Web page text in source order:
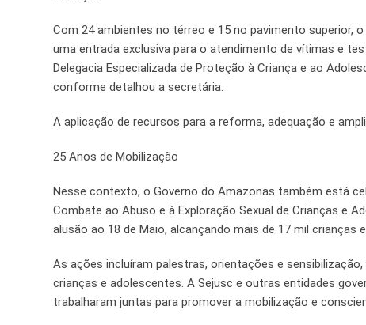
Com 24 ambientes no térreo e 15 no pavimento superior,
uma entrada exclusiva para o atendimento de vítimas e
Delegacia Especializada de Proteção à Criança e ao
conforme detalhou a secretária.
A aplicação de recursos para a reforma, adequação e
25 Anos de Mobilização
Nesse contexto, o Governo do Amazonas também está
Combate ao Abuso e à Exploração Sexual de Crianças e
alusão ao 18 de Maio, alcançando mais de 17 mil
As ações incluíram palestras, orientações e
crianças e adolescentes. A Sejusc e outras entidades
trabalharam juntas para promover a mobilização e